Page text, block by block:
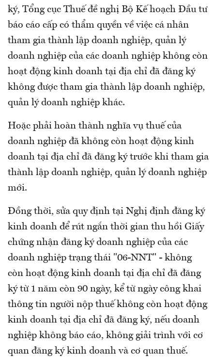
ký, Tổng cục Thuế đề nghị Bộ Kế hoạch Đầu tư
báo cáo cấp có thẩm quyền về việc cá nhân
tham gia thành lập doanh nghiệp, quản lý
doanh nghiệp của các doanh nghiệp không còn
hoạt động kinh doanh tại địa chỉ đã đăng ký
không được tham gia thành lập doanh nghiệp,
quản lý doanh nghiệp khác.
Hoặc phải hoàn thành nghĩa vụ thuế của
doanh nghiệp đã không còn hoạt động kinh
doanh tại địa chỉ đã đăng ký trước khi tham gia
thành lập doanh nghiệp, quản lý doanh nghiệp
mới.
Đồng thời, sửa quy định tại Nghị định đăng ký
kinh doanh để rút ngắn thời gian thu hồi Giấy
chứng nhận đăng ký doanh nghiệp của các
doanh nghiệp trạng thái "06-NNT" - không
còn hoạt động kinh doanh tại địa chỉ đã đăng
ký từ 1 năm còn 90 ngày, kể từ ngày công khai
thông tin người nộp thuế không còn hoạt động
kinh doanh tại địa chỉ đã đăng ký, nếu doanh
nghiệp không báo cáo, không giải trình với cơ
quan đăng ký kinh doanh và cơ quan thuế.